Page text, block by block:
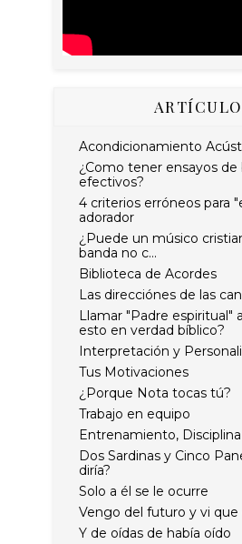
Acondicionamiento
¿Como tener ensayos de
efectivos?
4 criterios erróneos para
adorador
¿Puede un músico
banda no c...
Biblioteca de Acordes
Las direcciónes de las
Llamar "Padre espiritual"
esto en verdad bíblico?
Interpretación y
Tus Motivaciones
¿Porque Nota tocas tú?
Trabajo en equipo
Entrenamiento,
Dos Sardinas y Cinco
diría?
Solo a él se le ocurre
Vengo del futuro y vi que
Y de oídas de había oído